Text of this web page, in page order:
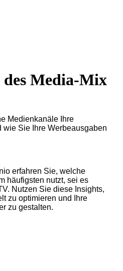
Media-Mix
Medienkanäle Ihre
Sie Ihre Werbeausgaben
erfahren Sie, welche
häufigsten nutzt, sei es
Nutzen Sie diese Insights,
zu optimieren und Ihre
zu gestalten.